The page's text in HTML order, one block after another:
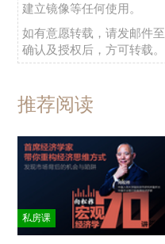
建立镜像等任何使用。
如有意愿转载，请发邮件至
确认及授权后，方可转载。
推荐阅读
私房课